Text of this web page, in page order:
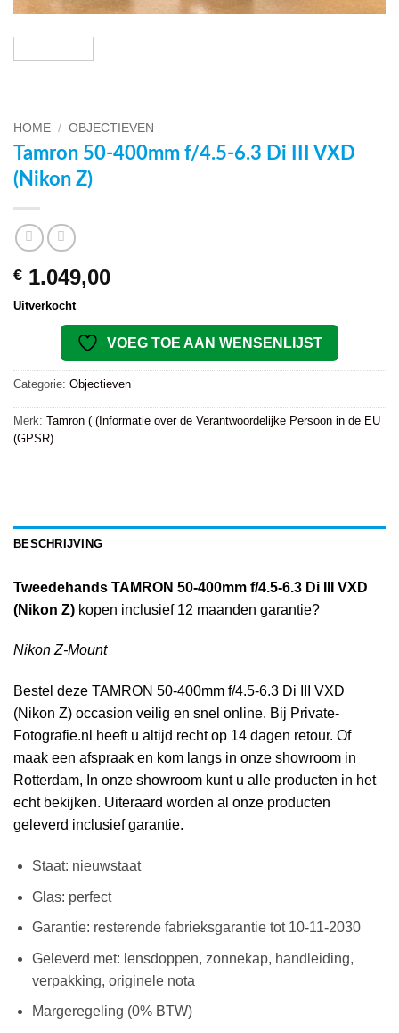
HOME / OBJECTIEVEN
Tamron 50-400mm f/4.5-6.3 Di III VXD
(Nikon Z)
€ 1.049,00
Uitverkocht
VOEG TOE AAN WENSENLIJST
Categorie: Objectieven
Merk: Tamron ( (Informatie over de Verantwoordelijke Persoon in de EU
(GPSR)
BESCHRIJVING
Tweedehands TAMRON 50-400mm f/4.5-6.3 Di III VXD
(Nikon Z) kopen inclusief 12 maanden garantie?
Nikon Z-Mount
Bestel deze TAMRON 50-400mm f/4.5-6.3 Di III VXD
(Nikon Z) occasion veilig en snel online. Bij Private-
Fotografie.nl heeft u altijd recht op 14 dagen retour. Of
maak een afspraak en kom langs in onze showroom in
Rotterdam, In onze showroom kunt u alle producten in het
echt bekijken. Uiteraard worden al onze producten
geleverd inclusief garantie.
Staat: nieuwstaat
Glas: perfect
Garantie: resterende fabrieksgarantie tot 10-11-2030
Geleverd met: lensdoppen, zonnekap, handleiding,
verpakking, originele nota
Margeregeling (0% BTW)